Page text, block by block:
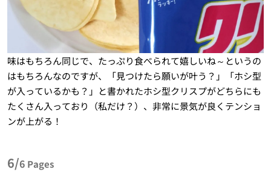
味はもちろん同じで、たっぷり食べられて嬉しいね～というの
はもちろんなのですが、「見つけたら願いが叶う？」「ホシ型
が入っているかも？」と書かれたホシ型クリスプがどちらにも
たくさん入っており（私だけ？）、非常に景気が良くテンショ
ンが上がる！
6/6 Pages